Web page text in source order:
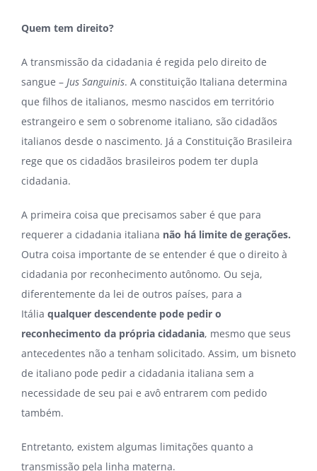
Quem tem direito?
A transmissão da cidadania é regida pelo direito de
sangue – Jus Sanguinis. A constituição Italiana determina
que filhos de italianos, mesmo nascidos em território
estrangeiro e sem o sobrenome italiano, são cidadãos
italianos desde o nascimento. Já a Constituição Brasileira
rege que os cidadãos brasileiros podem ter dupla
cidadania.
A primeira coisa que precisamos saber é que para
requerer a cidadania italiana não há limite de gerações.
Outra coisa importante de se entender é que o direito à
cidadania por reconhecimento autônomo. Ou seja,
diferentemente da lei de outros países, para a
Itália qualquer descendente pode pedir o
reconhecimento da própria cidadania, mesmo que seus
antecedentes não a tenham solicitado. Assim, um bisneto
de italiano pode pedir a cidadania italiana sem a
necessidade de seu pai e avô entrarem com pedido
também.
Entretanto, existem algumas limitações quanto a
transmissão pela linha materna.